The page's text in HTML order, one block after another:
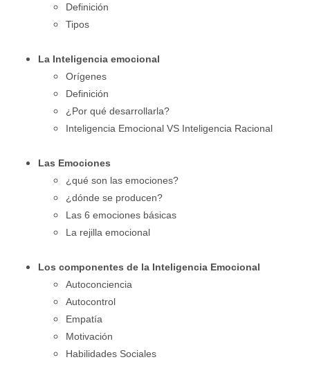
Definición
Tipos
La Inteligencia emocional
Orígenes
Definición
¿Por qué desarrollarla?
Inteligencia Emocional VS Inteligencia Racional
Las Emociones
¿qué son las emociones?
¿dónde se producen?
Las 6 emociones básicas
La rejilla emocional
Los componentes de la Inteligencia Emocional
Autoconciencia
Autocontrol
Empatía
Motivación
Habilidades Sociales